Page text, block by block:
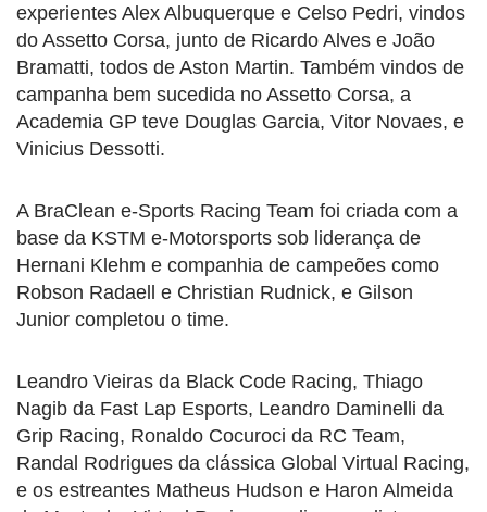
experientes Alex Albuquerque e Celso Pedri, vindos
do Assetto Corsa, junto de Ricardo Alves e João
Bramatti, todos de Aston Martin. Também vindos de
campanha bem sucedida no Assetto Corsa, a
Academia GP teve Douglas Garcia, Vitor Novaes, e
Vinicius Dessotti.
A BraClean e-Sports Racing Team foi criada com a
base da KSTM e-Motorsports sob liderança de
Hernani Klehm e companhia de campeões como
Robson Radaell e Christian Rudnick, e Gilson
Junior completou o time.
Leandro Vieiras da Black Code Racing, Thiago
Nagib da Fast Lap Esports, Leandro Daminelli da
Grip Racing, Ronaldo Cocuroci da RC Team,
Randal Rodrigues da clássica Global Virtual Racing,
e os estreantes Matheus Hudson e Haron Almeida